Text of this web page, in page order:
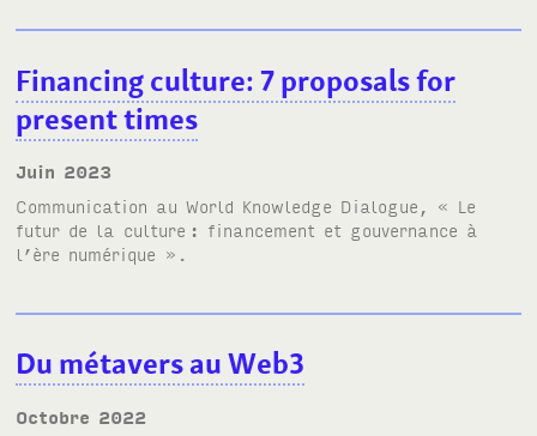
Financing culture: 7 proposals for
present times
juin 2023
Communication au World Knowledge Dialogue, « Le
futur de la culture : financement et gouvernance à
l’ère numérique »
Du métavers au Web3
octobre 2022